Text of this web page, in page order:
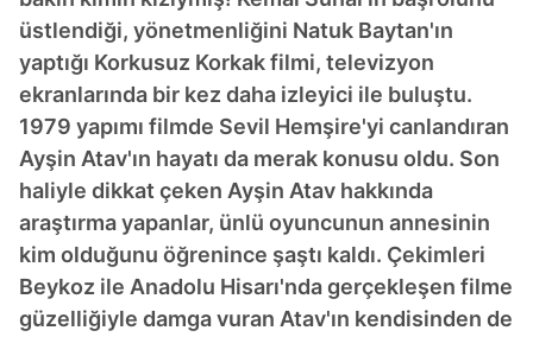
üstlendiği, yönetmenliğini Natuk Baytan'ın
yaptığı Korkusuz Korkak filmi, televizyon
ekranlarında bir kez daha izleyici ile buluştu.
1979 yapımı filmde Sevil Hemşire'yi canlandıran
Ayşin Atav'ın hayatı da merak konusu oldu. Son
haliyle dikkat çeken Ayşin Atav hakkında
araştırma yapanlar, ünlü oyuncunun annesinin
kim olduğunu öğrenince şaştı kaldı. Çekimleri
Beykoz ile Anadolu Hisarı'nda gerçekleşen filme
güzelliğiyle damga vuran Atav'ın kendisinden de